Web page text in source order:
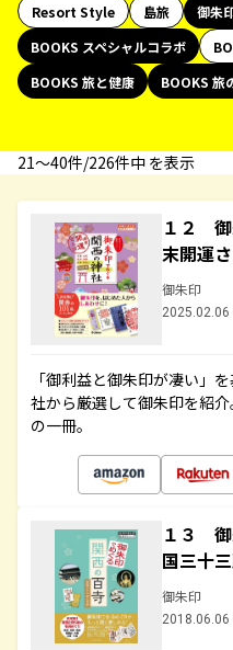
Resort Style
島旅 御朱
BOOKS スペシャルコラボ
BOOKS 旅と健康
BOOKS 旅
21〜40件/226件中 を表示
１２ 御
末開運
御朱印
2025.02.06
「御利益と御朱印が凄い」
社から厳選して御朱印を紹
の一冊。
１３ 御
国三十
御朱印
2018.06.06